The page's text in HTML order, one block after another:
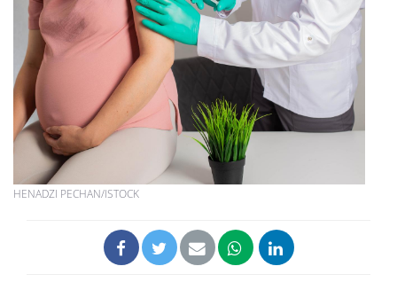
HENADZI PECHAN/ISTOCK